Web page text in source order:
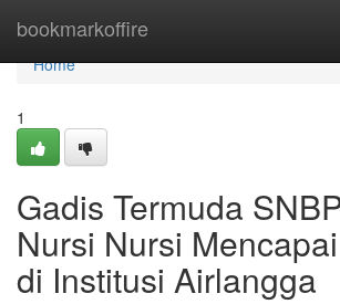
bookmarkoffire
Home
Home
1
Gadis Termuda
Nursi Nursi
di Institusi Airlangga